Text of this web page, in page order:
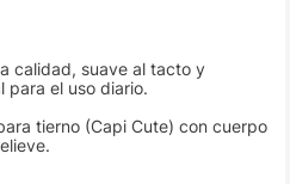
calidad, suave al tacto y
para el uso diario.
tierno (Capi Cute) con cuerpo